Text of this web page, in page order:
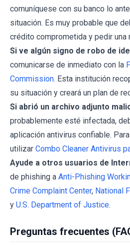
comuníquese con su banco lo
situación. Es muy probable que
crédito comprometida y pedir una
Si ve algún signo de robo de
comunicarse de inmediato con la
Commission. Esta institución
su situación y creará un plan de
Si abrió un archivo adjunto
probablemente esté infectada,
aplicación antivirus confiable.
utilizar Combo Cleaner Antivirus
Ayude a otros usuarios de
de phishing a Anti-Phishing
Crime Complaint Center, National
y U.S. Department of Justice.
Preguntas frecuentes